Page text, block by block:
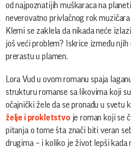
od najpoznatijih muškaraca na
neverovatno privlačnog rok
Klemi se zaklela da nikada neće
još veći problem? Iskrice između njih
prerastu u plamen.
Lora Vud u ovom romanu spaja
strukturu romanse sa likovima koji
očajnički žele da se pronađu u svetu
želje i prokletstvoje roman koji se
pitanja o tome šta znači biti veran
drugima – i koliko je život lepši kada